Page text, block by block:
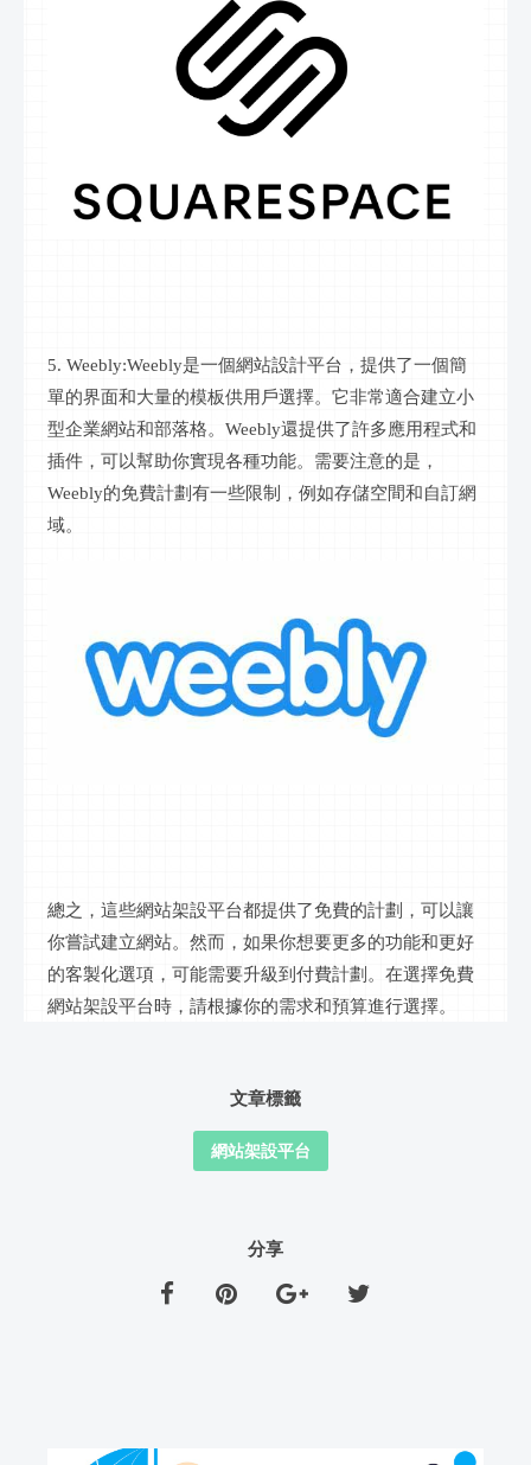
5. Weebly:Weebly是一個網站設計平台，提供了一個簡
單的界面和大量的模板供用戶選擇。它非常適合建立小
型企業網站和部落格。Weebly還提供了許多應用程式和
插件，可以幫助你實現各種功能。需要注意的是，
Weebly的免費計劃有一些限制，例如存儲空間和自訂網
域。
總之，這些網站架設平台都提供了免費的計劃，可以讓
你嘗試建立網站。然而，如果你想要更多的功能和更好
的客製化選項，可能需要升級到付費計劃。在選擇免費
網站架設平台時，請根據你的需求和預算進行選擇。
文章標籤
網站架設平台
分享